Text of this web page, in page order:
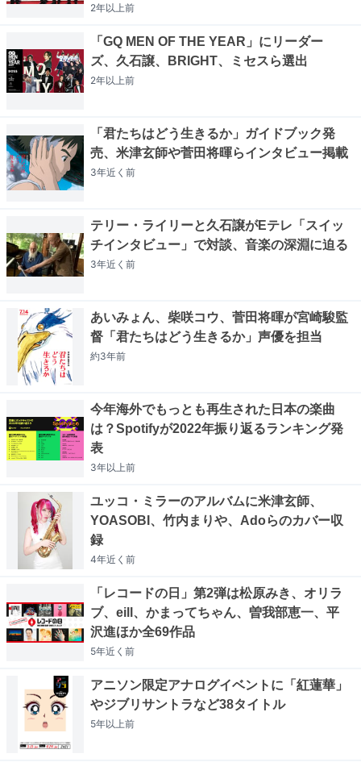
2年以上前
「GQ MEN OF THE YEAR」にリーダー
ズ、久石譲、BRIGHT、ミセスら選出
2年以上前
「君たちはどう生きるか」ガイドブック発
売、米津玄師や菅田将暉らインタビュー掲載
3年近く 前
テリー・ライリーと久石譲がEテレ「スイッ
チインタビュー」で対談、音楽の深淵に迫る
3年近く 前
あいみょん、柴咲コウ、菅田将暉が宮崎駿監
督「君たちはどう生きるか」声優を担当
約3年前
今年海外でもっとも再生された日本の楽曲
は？Spotifyが2022年振り返るランキング発
表
3年以上前
ユッコ・ミラーのアルバムに米津玄師、
YOASOBI、竹内まりや、Adoらのカバー収
録
4年近く 前
「レコードの日」第2弾は松原みき、オリラ
ブ、eill、かまってちゃん、曽我部恵一、平
沢進ほか全69作品
5年近く 前
アニソン限定アナログイベントに「紅蓮華」
やジブリサントラなど38タイトル
5年以上前